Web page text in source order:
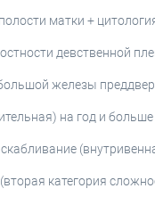
матки +
девственной
железы
на год и больше
категория